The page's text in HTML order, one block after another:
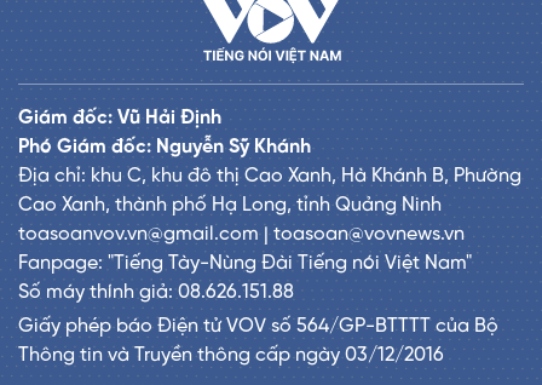
Giám đốc: Vũ Hải Định
Phó Giám đốc: Nguyễn Sỹ Khánh
Địa chỉ: khu C, khu đô thị Cao Xanh, Hà Khánh B, Phường
Cao Xanh, thành phố Hạ Long, tỉnh Quảng Ninh
toasoanvov.vn@gmail.com | toasoan@vovnews.vn
Fanpage: "Tiếng Tày-Nùng Đài Tiếng nói Việt Nam"
Số máy thính giả: 08.626.151.88
Giấy phép báo Điện tử VOV số 564/GP-BTTTT của Bộ
Thông tin và Truyền thông cấp ngày 03/12/2016